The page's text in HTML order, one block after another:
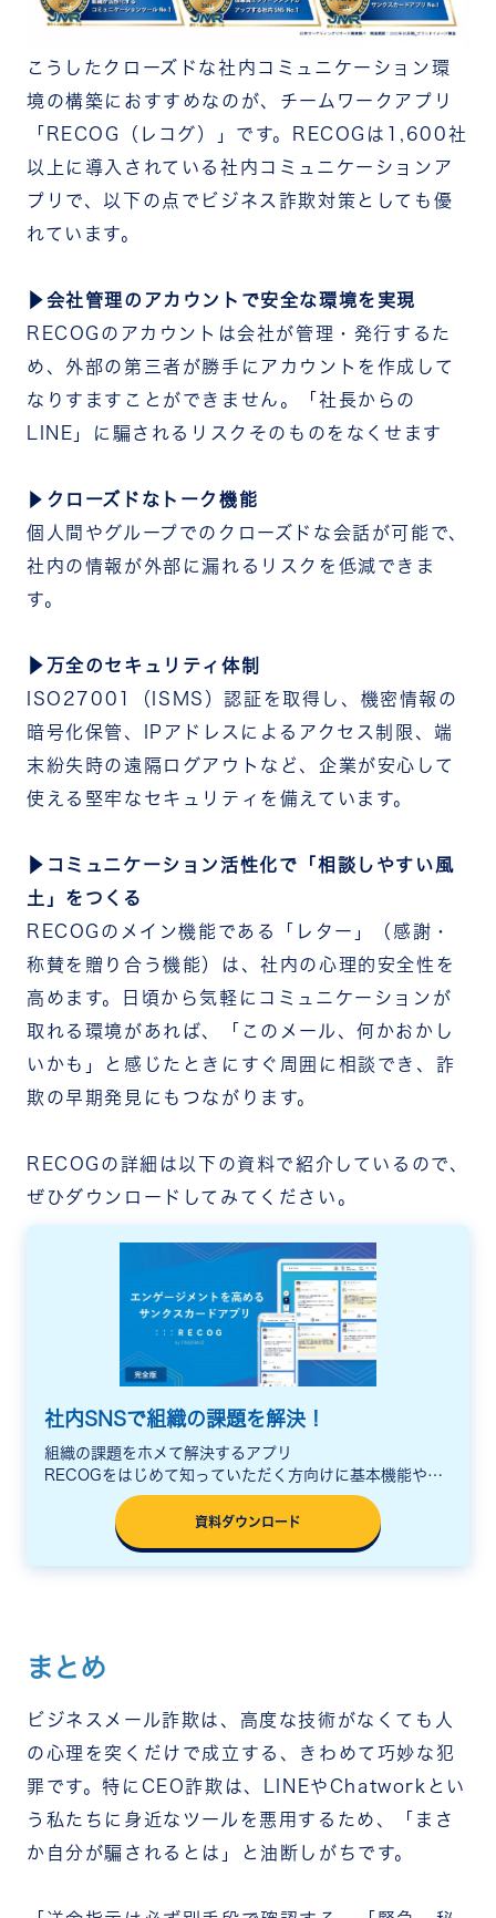
こうしたクローズドな社内コミュニケーション環
境の構築におすすめなのが、チームワークアプリ
「RECOG（レコグ）」です。
RECOGは1,600社
以上に導入されている社内コミュニケーションア
プリで、以下の点でビジネス詐欺対策としても優
れています。
▶会社管理のアカウントで安全な環境を実現
RECOGのアカウントは会社が管理・発行するた
め、外部の第三者が勝手にアカウントを作成して
なりすますことができません。「社長からの
LINE」に騙されるリスクそのものをなくせます
▶ クローズドなトーク機能
個人間やグループでのクローズドな会話が可能で、
社内の情報が外部に漏れるリスクを低減できま
す。
▶万全のセキュリティ体制
ISO27001（ISMS）認証を取得し、機密情報の
暗号化保管、IPアドレスによるアクセス制限、端
末紛失時の遠隔ログアウトなど、企業が安心して
使える堅牢なセキュリティを備えています。
▶コミュニケーション活性化で「相談しやすい風
土」をつくる
RECOGのメイン機能である「レター」（感謝・
称賛を贈り合う機能）は、社内の心理的安全性を
高めます。日頃から気軽にコミュニケーショ ンが
取れる環境があれば、「このメール、何かおかし
いかも」と感じたときにすぐ周囲に相談でき、詐
欺の早期発見にもつながります。
RECOGの詳細は以下の資料で紹介しているので、
ぜひダウンロードしてみてください。
社内SNSで組織の課題を解決！
組織の課題をホメて解決するアプリ
RECOGをはじめて知っていただく方向けに基本機能や活
用シーン、料金をまとめた説明資料をご用意しています。
資料ダウンロード
まとめ
ビジネスメール詐欺は、高度な技術がなくても人
の心理を突くだけで成立する、きわめて巧妙な犯
罪です。特にCEO詐欺は、LINEやChatworkとい
う私たちに身近なツールを悪用するため、「まさ
か自分が騙されるとは」と油断しがちです。